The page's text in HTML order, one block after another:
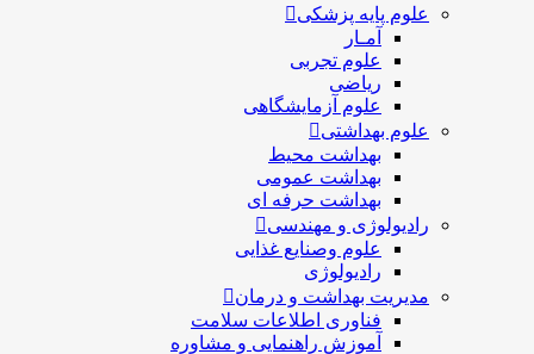
علوم پایه پزشکی
آمـار
علوم تجربی
ریاضی
علوم آزمایشگاهی
علوم بهداشتی
بهداشت محیط
بهداشت عمومی
بهداشت حرفه ای
رادیولوژی و مهندسی
علوم وصنایع غذایی
رادیولوژی
مدیریت بهداشت و درمان
فناوری اطلاعات سلامت
آموزش راهنمایی و مشاوره